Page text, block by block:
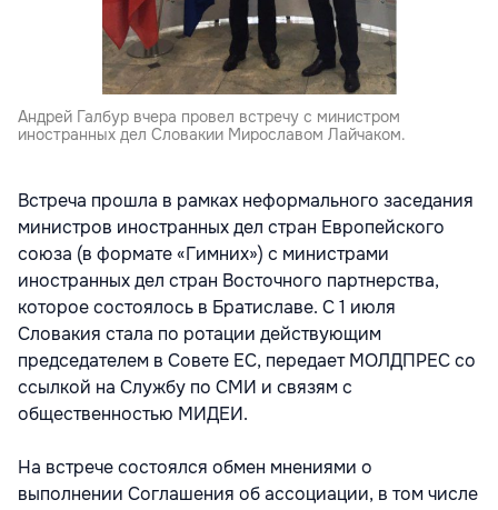
Андрей Галбур вчера провел встречу с министром
иностранных дел Словакии Мирославом Лайчаком.
Встреча прошла в рамках неформального заседания
министров иностранных дел стран Европейского
союза (в формате «Гимних») с министрами
иностранных дел стран Восточного партнерства,
которое состоялось в Братиславе. С 1 июля
Словакия стала по ротации действующим
председателем в Совете ЕС, передает МОЛДПРЕС со
ссылкой на Службу по СМИ и связям с
общественностью МИДЕИ.
На встрече состоялся обмен мнениями о
выполнении Соглашения об ассоциации, в том числе